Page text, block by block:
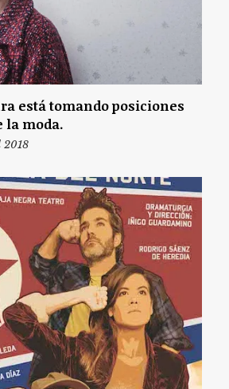
está tomando posiciones
la moda.
2018